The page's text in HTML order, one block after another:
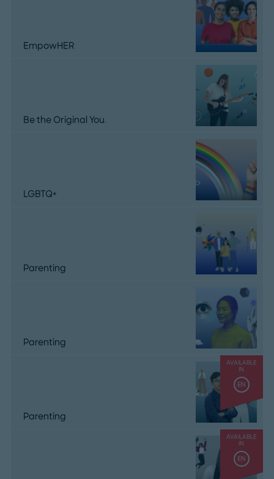
EmpowHER
Be the Original You.
LGBTQ+
Parenting
Parenting
AVAILABLE
IN
EN
Parenting
AVAILABLE
IN
EN